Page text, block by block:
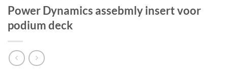
Power Dynamics assebmly insert voor
podium deck